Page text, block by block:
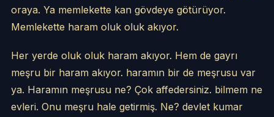
oraya. Ya memlekette kan gövdeye götürüyor.
Memlekette haram oluk oluk akıyor.
Her yerde oluk oluk haram akıyor. Hem de gayrı
meşru bir haram akıyor. haramın bir de meşrusu var
ya. Haramın meşrusu ne? Çok affedersiniz. bilmem ne
evleri. Onu meşru hale getirmiş. Ne? devlet kumar